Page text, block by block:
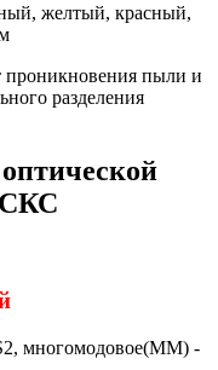
желтый, красный,
проникновения пыли и
разделения
СКС
многомодовое(ММ) -